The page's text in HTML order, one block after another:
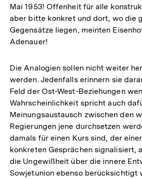
Mai 1953! Offenheit für alle
aber bitte konkret und dort, wo die
Gegensätze liegen, meinten
Adenauer!
Die Analogien sollen nicht weiter
werden. Jedenfalls erinnern sie
Feld der Ost-West-Beziehungen
Wahrscheinlichkeit spricht auch
Meinungsaustausch zwischen den
Regierungen jene durchsetzen
damals für einen Kurs sind, der
konkreten Gesprächen signalisiert,
die Ungewißheit über die innere
Sowjetunion ebenso berücksichtigt